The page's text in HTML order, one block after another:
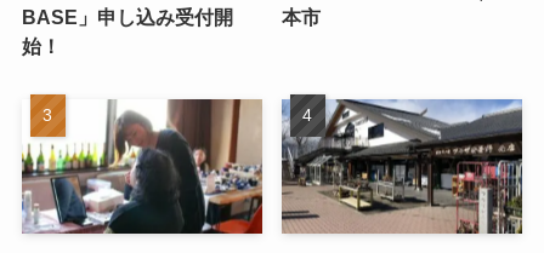
BASE」申し込み受付開
始！
本市